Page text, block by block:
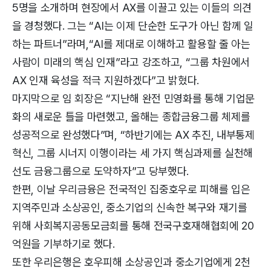
5명을 소개하며 현장에서 AX를 이끌고 있는 이들의 의견
을 경청했다. 그는 “AI는 이제 단순한 도구가 아닌 함께 일
하는 파트너”라며,“AI를 제대로 이해하고 활용할 줄 아는
사람이 미래의 핵심 인재”라고 강조하고, “그룹 차원에서
AX 인재 육성을 적극 지원하겠다”고 밝혔다.
마지막으로 임 회장은 “지난해 완전 민영화를 통해 기업문
화의 새로운 틀을 마련했고, 올해는 종합금융그룹 체제를
성공적으로 완성했다”며, “하반기에는 AX 추진, 내부통제
혁신, 그룹 시너지 이행이라는 세 가지 핵심과제를 실천해
선도 금융그룹으로 도약하자”고 당부했다.
한편, 이날 우리금융은 전국적인 집중호우로 피해를 입은
지역주민과 소상공인, 중소기업의 신속한 복구와 재기를
위해 사회복지공동모금회를 통해 전국구호재해협회에 20
억원을 기부하기로 했다.
또한 우리은행은 호우피해 소상공인과 중소기업에게 2천